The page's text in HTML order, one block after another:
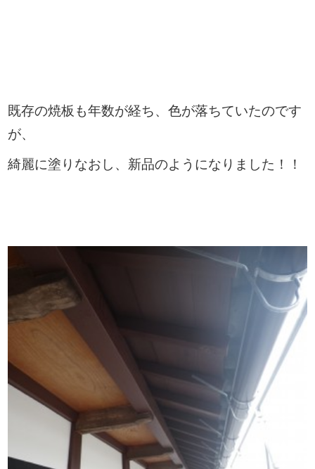
既存の焼板も年数が経ち、色が落ちていたのです
が、
綺麗に塗りなおし、新品のようになりました！！